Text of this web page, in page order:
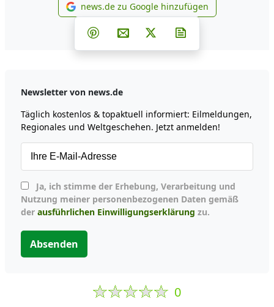
news.de zu Google
news.de zu Google hinzufügen
Teilen auf Facebook
Teilen auf Whatsapp
Teilen auf Telegram
Teilen auf Pinterest
Per E-Mail teilen
Post auf X
Newsletter von news.de
Täglich kostenlos & topaktuell informiert: Eilmeldungen,
Regionales und Weltgeschehen. Jetzt anmelden!
Nutzung meiner personenbezogenen Daten gemäß
der ausführlichen Einwilligungserklärung zu.
Absenden
0